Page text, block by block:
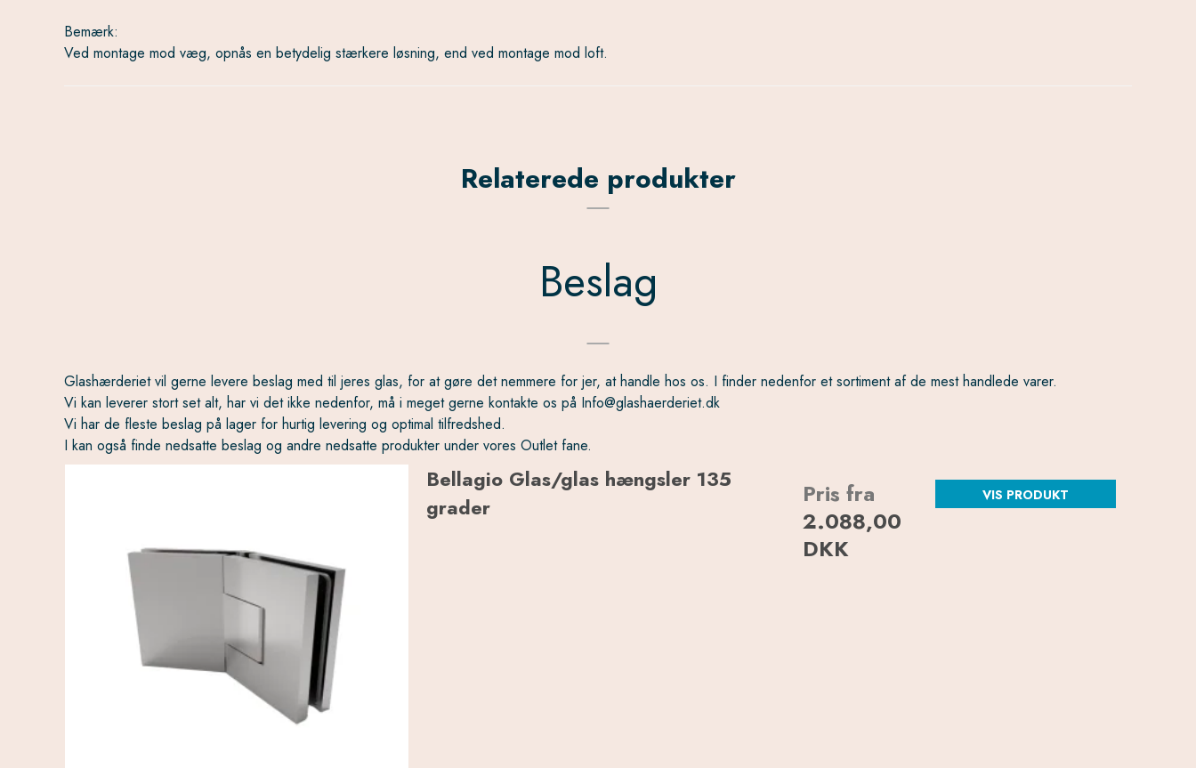
Bemærk:
Ved montage mod væg, opnås en betydelig stærkere løsning, end ved montage mod loft.
Relaterede produkter
Beslag
Glashærderiet vil gerne levere beslag med til jeres glas, for at gøre det nemmere for jer, at handle hos os. I finder nedenfor et sortiment af de mest handlede varer.
Vi kan leverer stort set alt, har vi det ikke nedenfor, må i meget gerne kontakte os på Info@glashaerderiet.dk
Vi har de fleste beslag på lager for hurtig levering og optimal tilfredshed.
I kan også finde nedsatte beslag og andre nedsatte produkter under vores Outlet fane.
Bellagio Glas/glas hængsler 135
grader
Pris fra
2.088,00
DKK
VIS PRODUKT